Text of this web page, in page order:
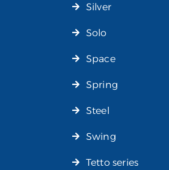
Silver
Solo
Space
Spring
Steel
Swing
Tetto series